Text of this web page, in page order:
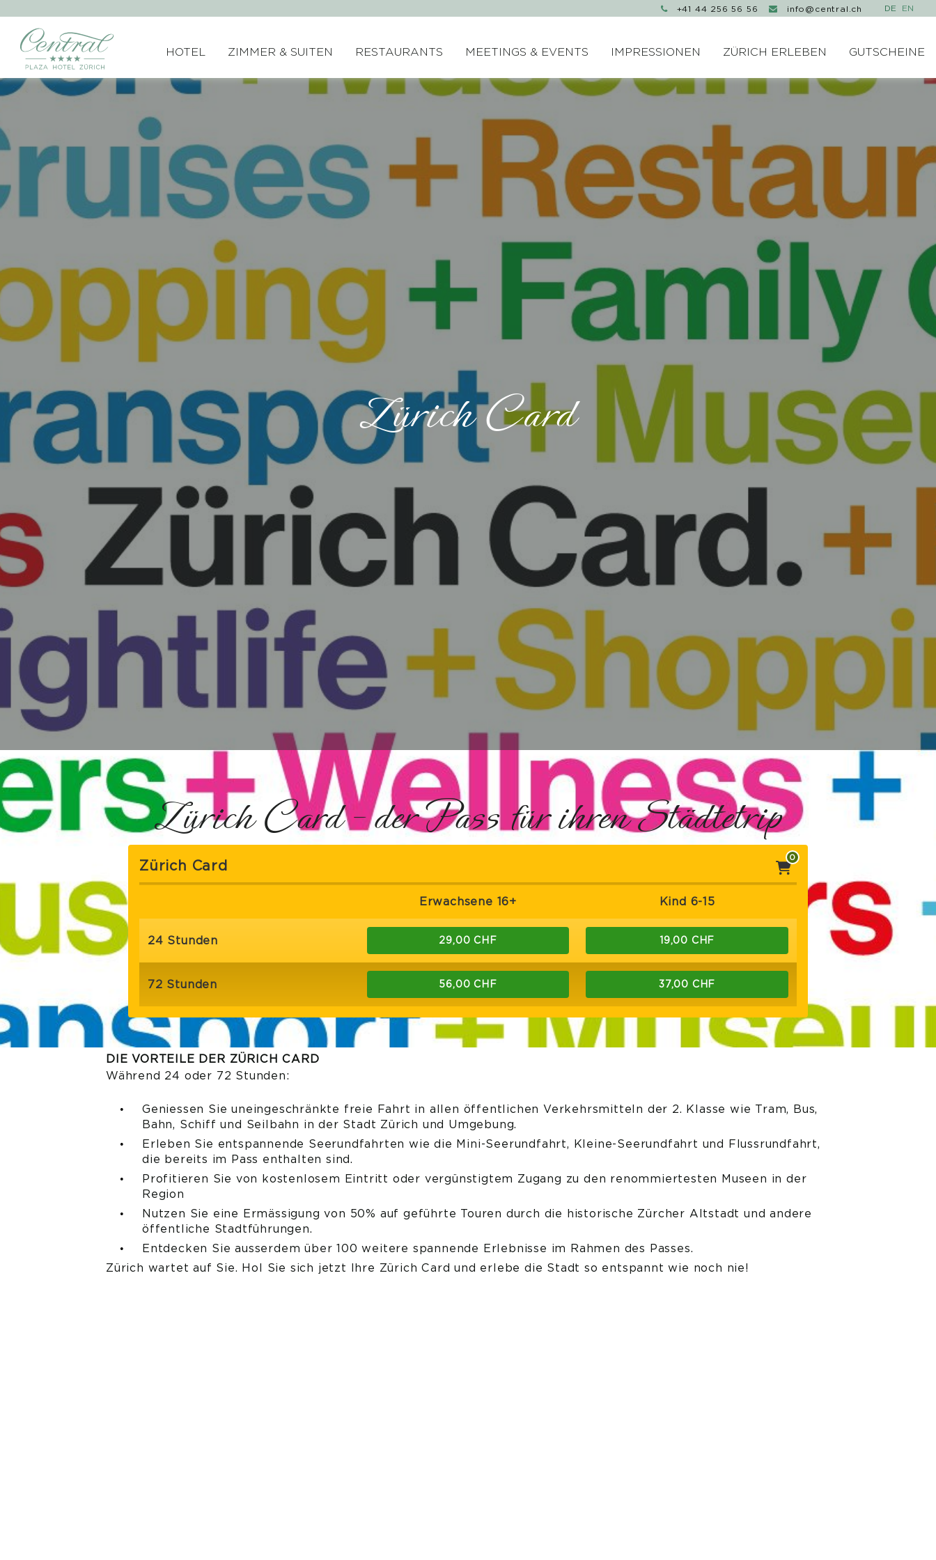
 +41 44 256 56 56  info@central.ch
HOTEL ZIMMER & SUITEN RESTAURANTS MEETINGS & EVENTS IMPRESSIONEN ZÜRICH ERLEBEN GUTSCHEINE
Zürich Card
Zürich Card – der Pass für ihren Städtetrip
Zürich Card
0
Erwachsene 16+ Kind 6-15
24 Stunden 29,00 CHF 19,00 CHF
72 Stunden 56,00 CHF 37,00 CHF
DIE VORTEILE DER ZÜRICH CARD
Während 24 oder 72 Stunden:
Geniessen Sie uneingeschränkte freie Fahrt in allen öffentlichen Verkehrsmitteln der 2. Klasse wie Tram, Bus,
Bahn, Schiff und Seilbahn in der Stadt Zürich und Umgebung.
Erleben Sie entspannende Seerundfahrten wie die Mini-Seerundfahrt, Kleine-Seerundfahrt und Flussrundfahrt,
die bereits im Pass enthalten sind.
Profitieren Sie von kostenlosem Eintritt oder vergünstigtem Zugang zu den renommiertesten Museen in der
Region
Nutzen Sie eine Ermässigung von 50% auf geführte Touren durch die historische Zürcher Altstadt und andere
öffentliche Stadtführungen.
Entdecken Sie ausserdem über 100 weitere spannende Erlebnisse im Rahmen des Passes.
Zürich wartet auf Sie. Hol Sie sich jetzt Ihre Zürich Card und erlebe die Stadt so entspannt wie noch nie!